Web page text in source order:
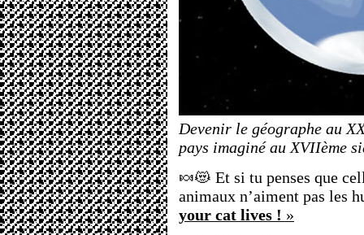
Devenir le géographe au
pays imaginé au XVIIème
🍬😻 Et si tu penses que
animaux n’aiment pas les
your cat lives ! »